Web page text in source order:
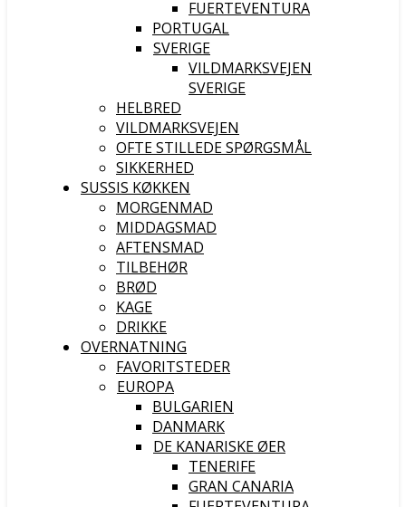
FUERTEVENTURA
PORTUGAL
SVERIGE
VILDMARKSVEJEN
SVERIGE
HELBRED
VILDMARKSVEJEN
OFTE STILLEDE SPØRGSMÅL
SIKKERHED
SUSSIS KØKKEN
MORGENMAD
MIDDAGSMAD
AFTENSMAD
TILBEHØR
BRØD
KAGE
DRIKKE
OVERNATNING
FAVORITSTEDER
EUROPA
BULGARIEN
DANMARK
DE KANARISKE ØER
TENERIFE
GRAN CANARIA